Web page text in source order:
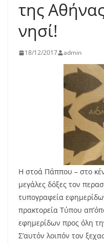
της
νησί!
18/12/2017 admin
Η στοά Πάππου – στο
μεγάλες δόξες τον
τυπογραφεία
πρακτορεία Τύπου
εφημερίδων προς όλη
Σ’αυτόν λοιπόν τον